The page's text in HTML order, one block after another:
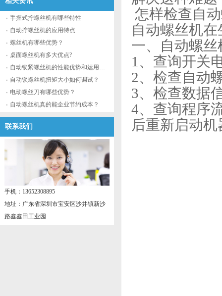
手握式拧螺丝机有哪些特性
自动拧螺丝机的应用特点
螺丝机有哪些优势？
桌面螺丝机有多大优点?
自动锁紧螺丝机的性能优势和运用流程
自动锁螺丝机扭矩大小如何调试？
电动螺丝刀有哪些优势？
自动螺丝机真的能企业节约成本？
联系我们
手机：13652308895
地址：广东省深圳市宝安区沙井镇新沙
路鑫鑫田工业园
怎样检查自
自动螺丝机
一、自动螺
1、查询开关
2、检查自动
3、检查数据
4、查询程序
后重新启动